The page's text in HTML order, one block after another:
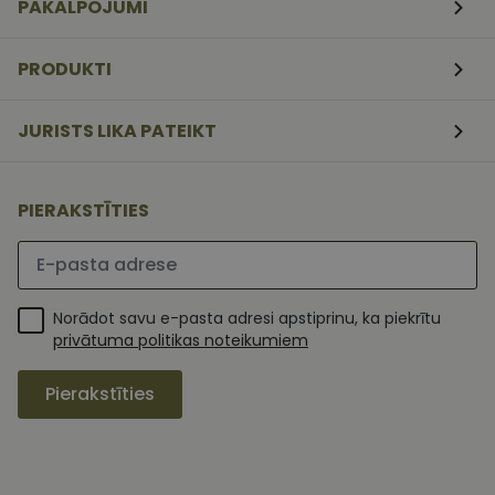
PAKALPOJUMI
PRODUKTI
JURISTS LIKA PATEIKT
PIERAKSTĪTIES
Lūdzu ievadiet e-pasta adresi
Norādot savu e-pasta adresi apstiprinu, ka piekrītu
privātuma politikas noteikumiem
Pierakstīties
serviss, lai
piekrišanas
Script.com